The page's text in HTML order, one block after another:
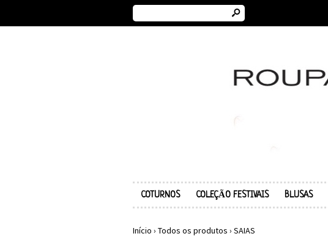
s
COTURNOS COLEÇÃO FESTIVAIS BLUSAS
Início › Todos os produtos › SAIAS